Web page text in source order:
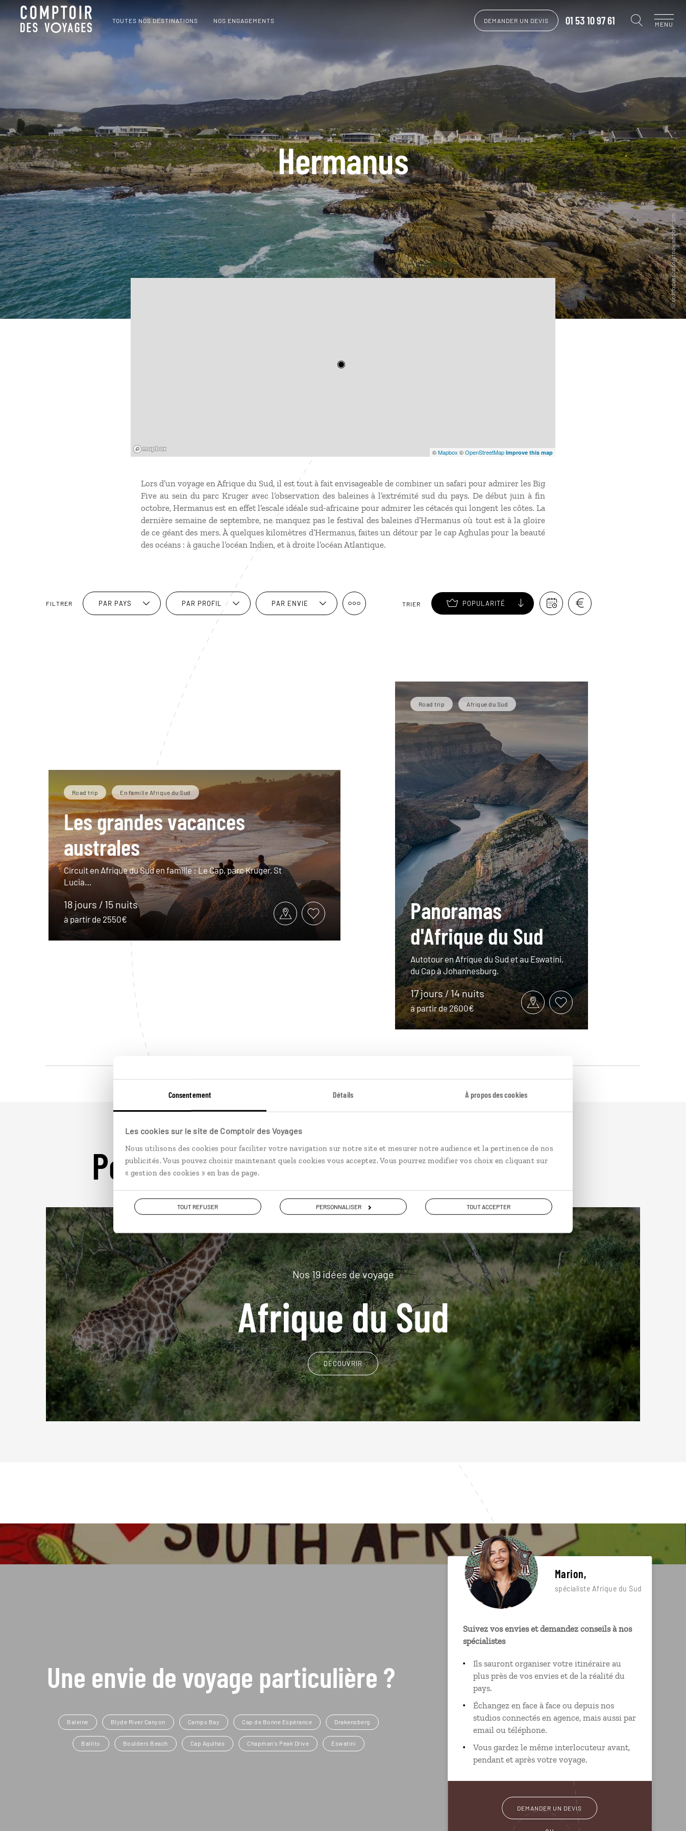
Consentement Détails À propos des cookies
Les cookies sur le site de Comptoir des Voyages
Nous utilisons des cookies pour faciliter votre navigation sur notre site et mesurer notre audience et la pertinence de nos
publicités. Vous pouvez choisir maintenant quels cookies vous acceptez. Vous pourrez modifier vos choix en cliquant sur
« gestion des cookies » en bas de page.
TOUT REFUSER PERSONNALISER TOUT ACCEPTER
TOUTES NOS DESTINATIONS NOS ENGAGEMENTS DEMANDER UN DEVIS 01 53 10 97 61 MENU
Hermanus
©Mapbox ©OpenStreetMap Improve this map
Lors d’un voyage en Afrique du Sud, il est tout à fait envisageable de combiner un safari pour admirer les Big
Five au sein du parc Kruger avec l’observation des baleines à l’extrémité sud du pays. De début juin à fin
octobre, Hermanus est en effet l’escale idéale sud-africaine pour admirer les cétacés qui longent les côtes. La
dernière semaine de septembre, ne manquez pas le festival des baleines d’Hermanus où tout est à la gloire
de ce géant des mers. À quelques kilomètres d’Hermanus, faites un détour par le cap Aghulas pour la beauté
des océans : à gauche l’océan Indien, et à droite l’océan Atlantique.
FILTRER PAR PAYS PAR PROFIL PAR ENVIE TRIER POPULARITÉ
Road trip En famille Afrique du Sud
Les grandes vacances
australes
Circuit en Afrique du Sud en famille : Le Cap, parc Kruger, St
Lucia…
18 jours / 15 nuits
à partir de 2550€
Road trip Afrique du Sud
Panoramas
d'Afrique du Sud
Autotour en Afrique du Sud et au Eswatini,
du Cap à Johannesburg.
17 jours / 14 nuits
à partir de 2600€
Pour aller plus loin
Nos 19 idées de voyage
Afrique du Sud
DÉCOUVRIR
Une envie de voyage particulière ?
Baleine Blyde River Canyon Camps Bay Cap de Bonne Espérance Drakensberg
Ballito Boulders Beach Cap Agulhas Chapman's Peak Drive Eswatini
Marion,
spécialiste Afrique du Sud
Suivez vos envies et demandez conseils à nos
spécialistes
Ils sauront organiser votre itinéraire au
plus près de vos envies et de la réalité du
pays.
Échangez en face à face ou depuis nos
studios connectés en agence, mais aussi par
email ou téléphone.
Vous gardez le même interlocuteur avant,
pendant et après votre voyage.
DEMANDER UN DEVIS